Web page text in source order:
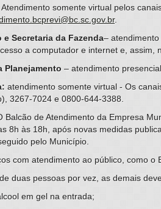
Atendimento somente virtual pelos
.
e Secretaria da Fazenda–
a computador e internet e, assim,
Planejamento – atendimento
atendimento somente virtual - Os
3267-7024 e 0800-644-3388.
Balcão de Atendimento da Empresa
8h às 18h, após novas medidas
pelo Município.
com atendimento ao público, como
duas pessoas por vez, as demais
em gel na entrada;